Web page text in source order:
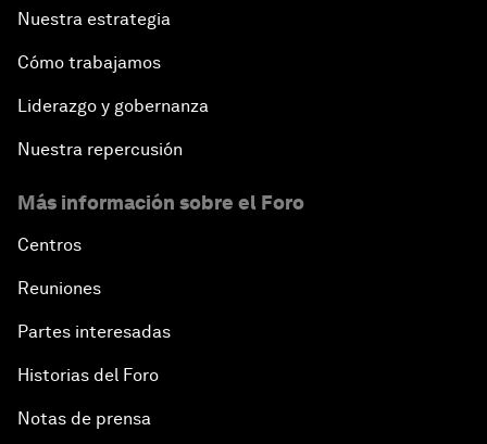
Nuestra estrategia
Cómo trabajamos
Liderazgo y gobernanza
Nuestra repercusión
Más información sobre el Foro
Centros
Reuniones
Partes interesadas
Historias del Foro
Notas de prensa